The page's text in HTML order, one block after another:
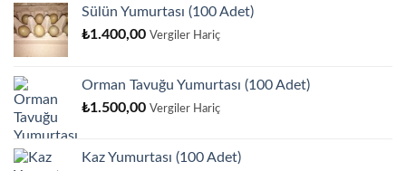
Sülün Yumurtası (100 Adet)
₺1.400,00 Vergiler Hariç
Orman Tavuğu Yumurtası (100 Adet)
₺1.500,00 Vergiler Hariç
Kaz Yumurtası (100 Adet)